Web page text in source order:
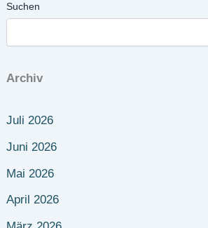
Suchen
Archiv
Juli 2026
Juni 2026
Mai 2026
April 2026